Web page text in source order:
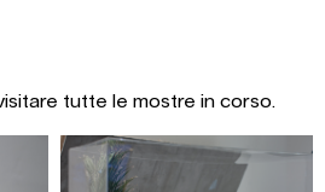
tutte le mostre in corso.